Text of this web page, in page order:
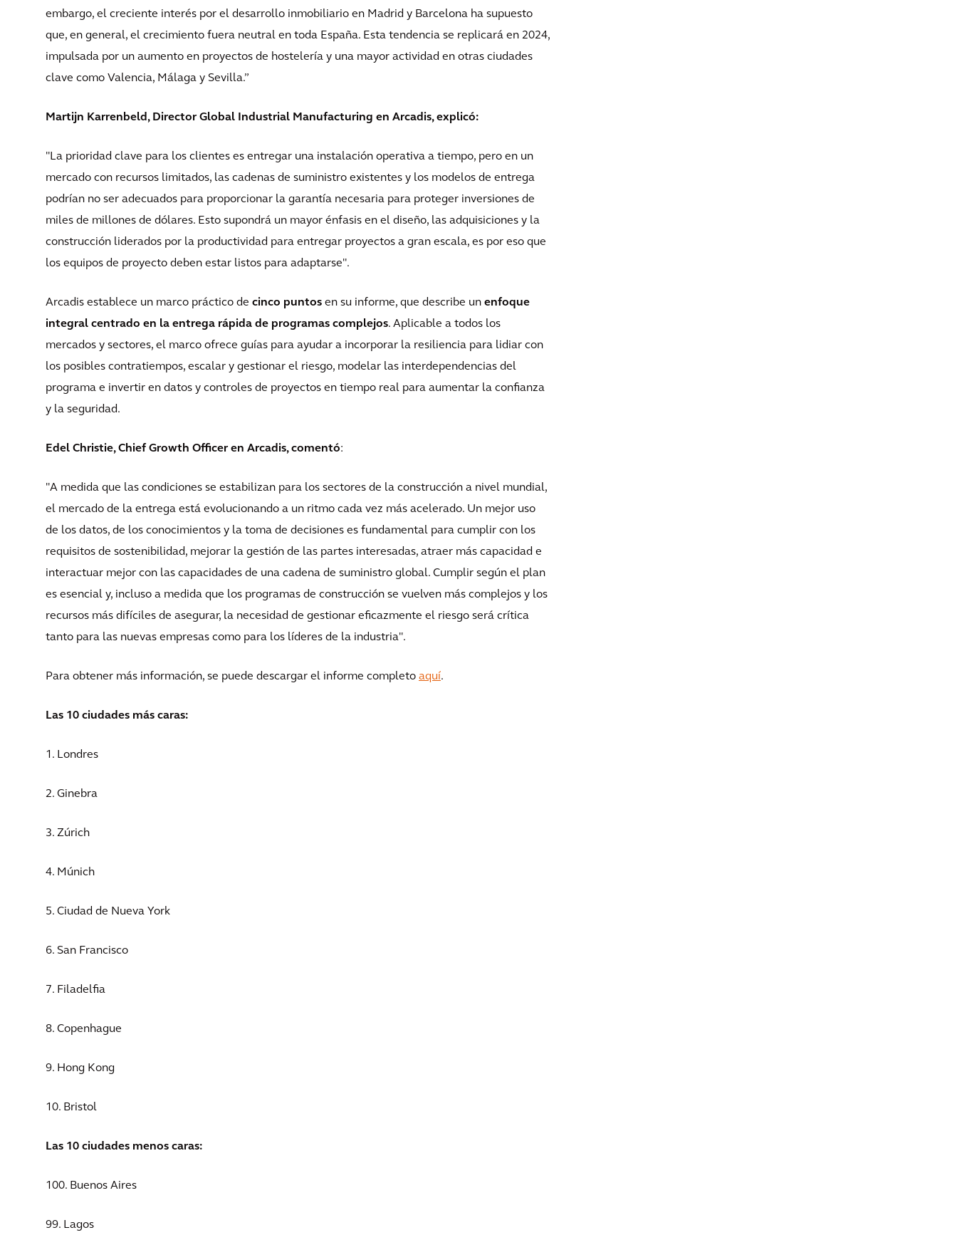
embargo, el creciente interés por el desarrollo inmobiliario en Madrid y Barcelona ha supuesto
que, en general, el crecimiento fuera neutral en toda España. Esta tendencia se replicará en 2024,
impulsada por un aumento en proyectos de hostelería y una mayor actividad en otras ciudades
clave como Valencia, Málaga y Sevilla.”
Martijn Karrenbeld, Director Global Industrial Manufacturing en Arcadis, explicó:
"La prioridad clave para los clientes es entregar una instalación operativa a tiempo, pero en un
mercado con recursos limitados, las cadenas de suministro existentes y los modelos de entrega
podrían no ser adecuados para proporcionar la garantía necesaria para proteger inversiones de
miles de millones de dólares. Esto supondrá un mayor énfasis en el diseño, las adquisiciones y la
construcción liderados por la productividad para entregar proyectos a gran escala, es por eso que
los equipos de proyecto deben estar listos para adaptarse".
Arcadis establece un marco práctico de cinco puntos en su informe, que describe un enfoque
integral centrado en la entrega rápida de programas complejos. Aplicable a todos los
mercados y sectores, el marco ofrece guías para ayudar a incorporar la resiliencia para lidiar con
los posibles contratiempos, escalar y gestionar el riesgo, modelar las interdependencias del
programa e invertir en datos y controles de proyectos en tiempo real para aumentar la confianza
y la seguridad.
Edel Christie, Chief Growth Officer en Arcadis, comentó:
"A medida que las condiciones se estabilizan para los sectores de la construcción a nivel mundial,
el mercado de la entrega está evolucionando a un ritmo cada vez más acelerado. Un mejor uso
de los datos, de los conocimientos y la toma de decisiones es fundamental para cumplir con los
requisitos de sostenibilidad, mejorar la gestión de las partes interesadas, atraer más capacidad e
interactuar mejor con las capacidades de una cadena de suministro global. Cumplir según el plan
es esencial y, incluso a medida que los programas de construcción se vuelven más complejos y los
recursos más difíciles de asegurar, la necesidad de gestionar eficazmente el riesgo será crítica
tanto para las nuevas empresas como para los líderes de la industria".
Para obtener más información, se puede descargar el informe completo aquí.
Las 10 ciudades más caras:
1. Londres
2. Ginebra
3. Zúrich
4. Múnich
5. Ciudad de Nueva York
6. San Francisco
7. Filadelfia
8. Copenhague
9. Hong Kong
10. Bristol
Las 10 ciudades menos caras:
100. Buenos Aires
99. Lagos